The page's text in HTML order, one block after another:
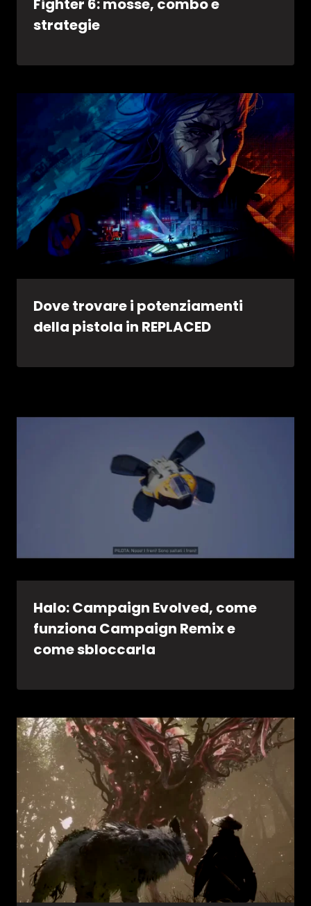
Fighter 6: mosse, combo e
strategie
Dove trovare i potenziamenti
della pistola in REPLACED
Halo: Campaign Evolved, come
funziona Campaign Remix e
come sbloccarla